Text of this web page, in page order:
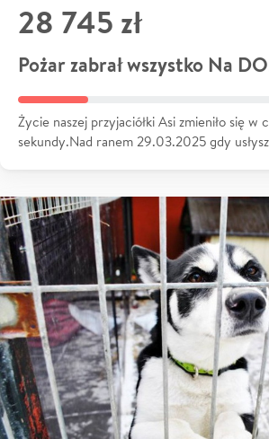
28 745 zł
Pożar zabrał wszystko Na
Życie naszej przyjaciółki Asi zmieniło się w
sekundy.Nad ranem 29.03.2025 gdy